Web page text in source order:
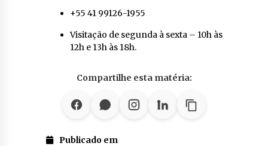
+55 41 99126-1955
Visitação de segunda à sexta – 10h às
12h e 13h às 18h.
Compartilhe esta matéria:
Publicado em